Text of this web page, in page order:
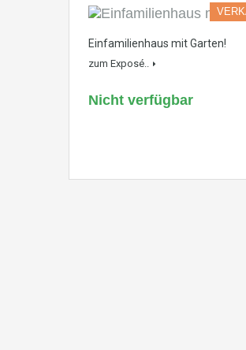
Einfamilienhaus mit Garten!
zum Exposé..
Nicht verfügbar